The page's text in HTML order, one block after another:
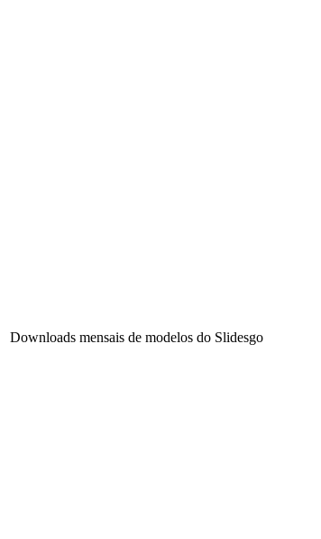
Downloads mensais de modelos do Slidesgo